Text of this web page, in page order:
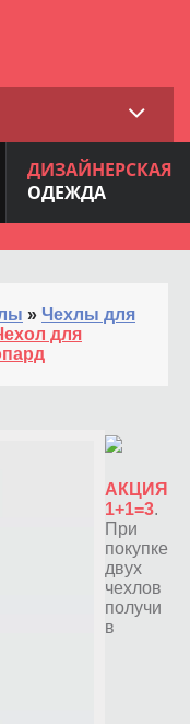
ДИЗАЙНЕРСКАЯ
ОДЕЖДА
» Чехлы для
для
АКЦИЯ
1+1=3.
При
покупке
двух
чехлов
получи
в